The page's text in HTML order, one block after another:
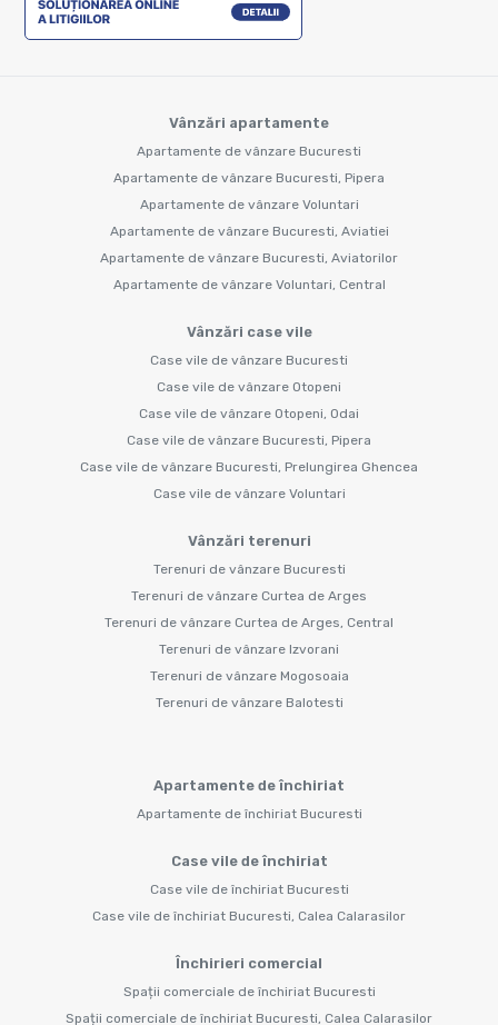
Vânzări apartamente
Apartamente de vânzare Bucuresti
Apartamente de vânzare Bucuresti, Pipera
Apartamente de vânzare Voluntari
Apartamente de vânzare Bucuresti, Aviatiei
Apartamente de vânzare Bucuresti, Aviatorilor
Apartamente de vânzare Voluntari, Central
Vânzări case vile
Case vile de vânzare Bucuresti
Case vile de vânzare Otopeni
Case vile de vânzare Otopeni, Odai
Case vile de vânzare Bucuresti, Pipera
Case vile de vânzare Bucuresti, Prelungirea Ghencea
Case vile de vânzare Voluntari
Vânzări terenuri
Terenuri de vânzare Bucuresti
Terenuri de vânzare Curtea de Arges
Terenuri de vânzare Curtea de Arges, Central
Terenuri de vânzare Izvorani
Terenuri de vânzare Mogosoaia
Terenuri de vânzare Balotesti
Apartamente de închiriat
Apartamente de închiriat Bucuresti
Case vile de închiriat
Case vile de închiriat Bucuresti
Case vile de închiriat Bucuresti, Calea Calarasilor
Închirieri comercial
Spații comerciale de închiriat Bucuresti
Spații comerciale de închiriat Bucuresti, Calea Calarasilor